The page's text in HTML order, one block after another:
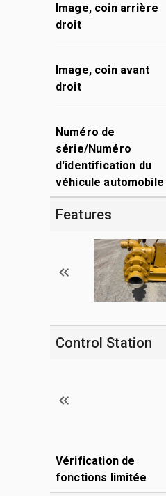
Image, coin arrière
droit
Image, coin avant
droit
Numéro de
série/Numéro
d'identification du
véhicule automobile
Features
Control Station
Vérification de
fonctions limitée